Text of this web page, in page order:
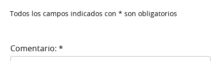
Todos los campos indicados con * son obligatorios
Comentario: *